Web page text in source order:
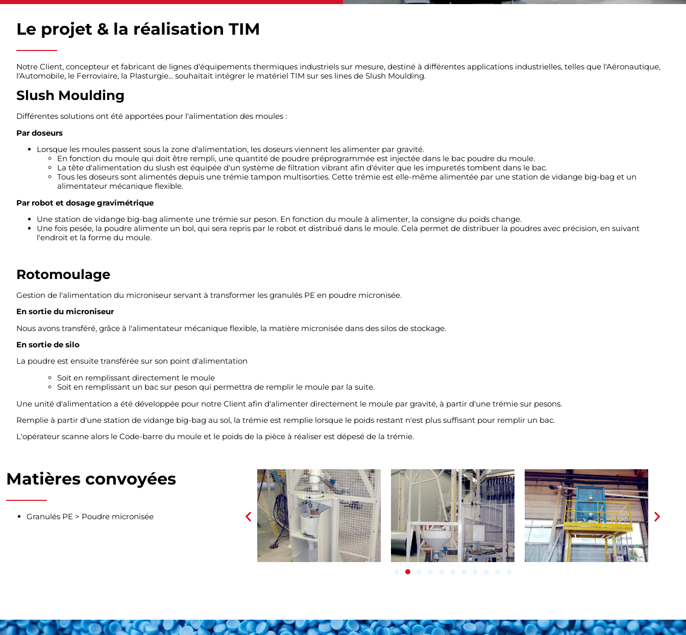
Le projet & la réalisation TIM
Notre Client, concepteur et fabricant de lignes d'équipements thermiques industriels sur mesure, destiné à différentes applications industrielles, telles que l'Aéronautique,
l'Automobile, le Ferroviaire, la Plasturgie... souhaitait intégrer le matériel TIM sur ses lines de Slush Moulding.
Slush Moulding
Différentes solutions ont été apportées pour l'alimentation des moules :
Par doseurs
Lorsque les moules passent sous la zone d'alimentation, les doseurs viennent les alimenter par gravité.
En fonction du moule qui doit être rempli, une quantité de poudre préprogrammée est injectée dans le bac poudre du moule.
La tête d'alimentation du slush est équipée d'un système de filtration vibrant afin d'éviter que les impuretés tombent dans le bac.
Tous les doseurs sont alimentés depuis une trémie tampon multisorties. Cette trémie est elle-même alimentée par une station de vidange big-bag et un
alimentateur mécanique flexible.
Par robot et dosage gravimétrique
Une station de vidange big-bag alimente une trémie sur peson. En fonction du moule à alimenter, la consigne du poids change.
Une fois pesée, la poudre alimente un bol, qui sera repris par le robot et distribué dans le moule. Cela permet de distribuer la poudres avec précision, en suivant
l'endroit et la forme du moule.
Rotomoulage
Gestion de l'alimentation du microniseur servant à transformer les granulés PE en poudre micronisée.
En sortie du microniseur
Nous avons transféré, grâce à l'alimentateur mécanique flexible, la matière micronisée dans des silos de stockage.
En sortie de silo
La poudre est ensuite transférée sur son point d'alimentation
Soit en remplissant directement le moule
Soit en remplissant un bac sur peson qui permettra de remplir le moule par la suite.
Une unité d'alimentation a été développée pour notre Client afin d'alimenter directement le moule par gravité, à partir d'une trémie sur pesons.
Remplie à partir d'une station de vidange big-bag au sol, la trémie est remplie lorsque le poids restant n'est plus suffisant pour remplir un bac.
L'opérateur scanne alors le Code-barre du moule et le poids de la pièce à réaliser est dépesé de la trémie.
Matières convoyées
Granulés PE > Poudre micronisée